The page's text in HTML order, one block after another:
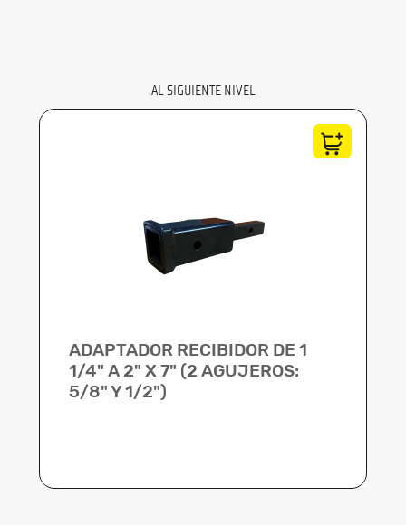
AL SIGUIENTE NIVEL
ADAPTADOR RECIBIDOR DE 1
1/4" A 2" X 7" (2 AGUJEROS:
5/8" Y 1/2")